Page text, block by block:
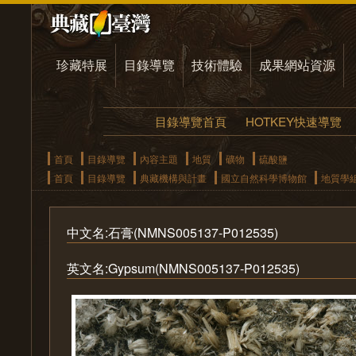
珍藏特展 目錄導覽 技術體驗 成果網站資源
目錄導覽首頁 HOTKEY快速導覽
首頁 目錄導覽 內容主題 地質 礦物
硫酸鹽
首頁
目錄導覽 典藏機構與計畫 國立自然科學博物館 地質學
中文名:石膏(NMNS005137-P012535)
英文名:Gypsum(NMNS005137-P012535)